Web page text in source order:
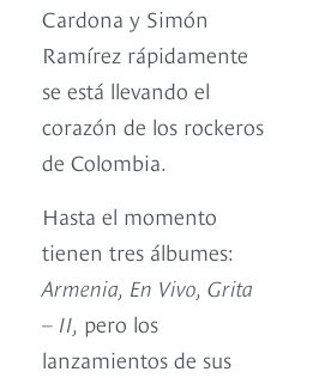
Cardona y Simón
Ramírez rápidamente
se está llevando el
corazón de los rockeros
de Colombia.
Hasta el momento
tienen tres álbumes:
Armenia, En Vivo, Grita
– II, pero los
lanzamientos de sus